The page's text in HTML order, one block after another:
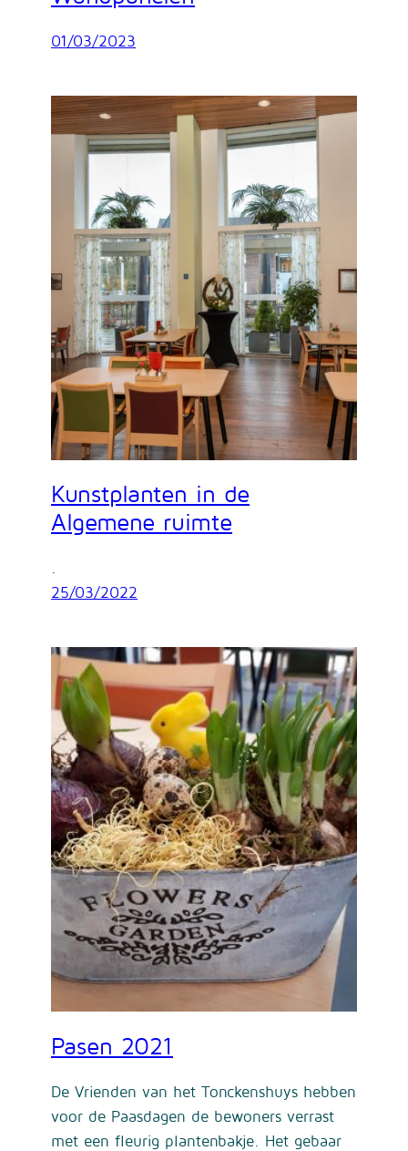
01/03/2023
Kunstplanten in de
Algemene ruimte
.
25/03/2022
Pasen 2021
De Vrienden van het Tonckenshuys hebben
voor de Paasdagen de bewoners verrast
met een fleurig plantenbakje. Het gebaar